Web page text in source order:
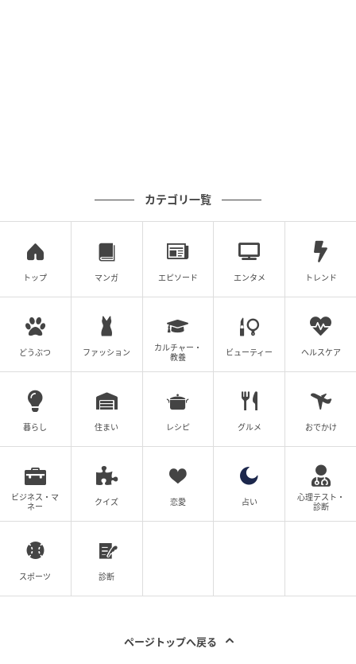
カテゴリ一覧
トップ マンガ エピソード エンタメ トレンド
どうぶつ ファッション
カルチャー・
教養
ビューティー ヘルスケア
暮らし 住まい レシピ グルメ おでかけ
ビジネス・マ
ネー
クイズ 恋愛 占い
心理テスト・
診断
スポーツ 診断
ページトップへ戻る